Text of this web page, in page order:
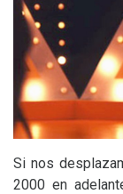
Si nos
2000 en